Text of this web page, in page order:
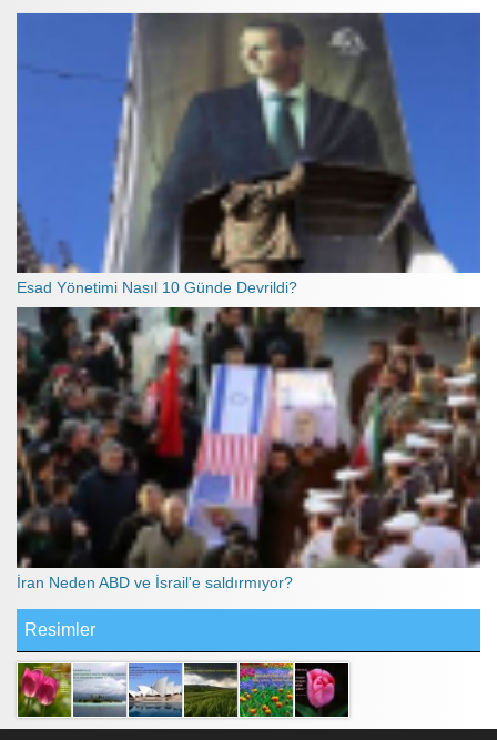
Esad Yönetimi Nasıl 10 Günde Devrildi?
İran Neden ABD ve İsrail'e saldırmıyor?
Resimler